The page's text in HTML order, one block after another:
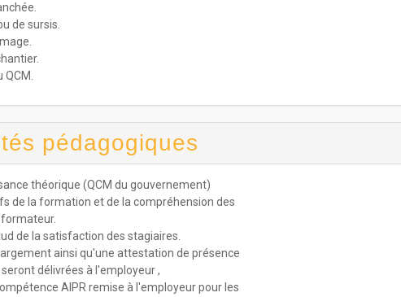
de sursis.
pédagogiques
théorique (QCM du gouvernement)
de la formation et de la compréhension des
de la satisfaction des stagiaires.
ainsi qu'une attestation de présence
délivrées à l'employeur ,
AIPR remise à l'employeur pour les